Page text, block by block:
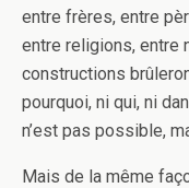
entre frères, entre
entre religions, entre
constructions
pourquoi, ni qui, ni
n’est pas possible,
Mais de la même